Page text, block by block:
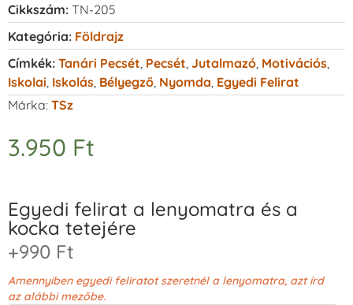
Cikkszám: TN-205
Kategória: Földrajz
Címkék: Tanári Pecsét Pecsét Jutalmazó Motivációs
Iskolai Iskolás Bélyegző Nyomda Egyedi Felirat
Márka: TSz
3.950 Ft
Egyedi felirat a lenyomatra és a
kocka tetejére
+990 Ft
Amennyiben egyedi feliratot szeretnél a lenyomatra, azt írd
az alábbi mezőbe.